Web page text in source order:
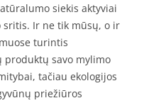
siekis aktyviai
sritis. Ir ne tik mūsų, o ir
turintis
produktų savo mylimo
tačiau ekologijos
priežiūros